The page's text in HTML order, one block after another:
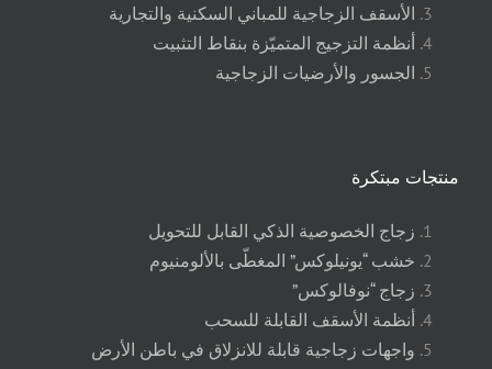
الأسقف الزجاجية للمباني السكنية والتجارية
أنظمة التزجيج المتميّزة بنقاط التثبيت
الجسور والأرضيات الزجاجية
منتجات مبتكرة
زجاج الخصوصية الذكي القابل للتحويل
خشب “يونيلوكس” المغطّى بالألومنيوم
زجاج “نوفالوكس”
أنظمة الأسقف القابلة للسحب
واجهات زجاجية قابلة للانزلاق في باطن الأرض